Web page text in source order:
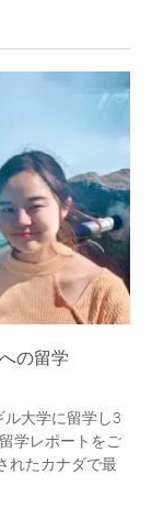
の留学
大学に留学し3
学レポートをご
れたカナダで最